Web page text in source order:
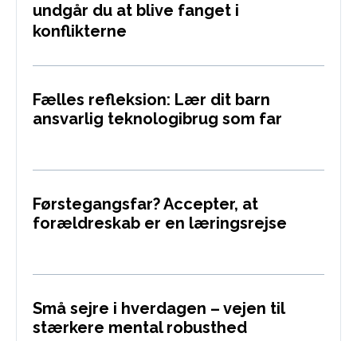
undgår du at blive fanget i
konflikterne
Fælles refleksion: Lær dit barn
ansvarlig teknologibrug som far
Førstegangsfar? Accepter, at
forældreskab er en læringsrejse
Små sejre i hverdagen – vejen til
stærkere mental robusthed